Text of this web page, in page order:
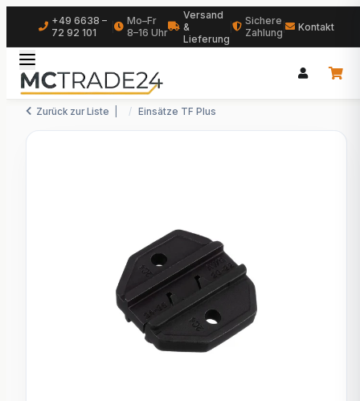
+49 6638 –
72 92 101
Mo–Fr
8–16 Uhr
Versand
&
Lieferung
Sichere
Zahlung
Kontakt
Zurück zur Liste Einsätze TF Plus